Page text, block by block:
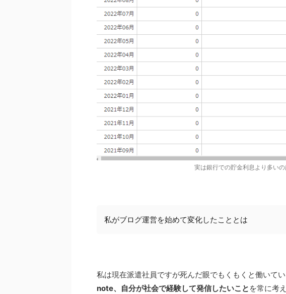
実は銀行での貯金利息より多い
私がブログ運営を始めて変化したこととは
私は現在派遣社員ですが死んだ眼でもくもくと働いてい
note、自分が社会で経験して発信したいこと を常に考